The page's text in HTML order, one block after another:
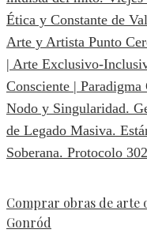
Comprar obras de
Gonród